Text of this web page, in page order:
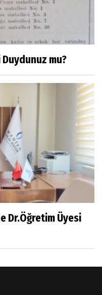
Millî Takım
Görünmez Kalkanı
mu?
Dr.Öğretim Üyesi